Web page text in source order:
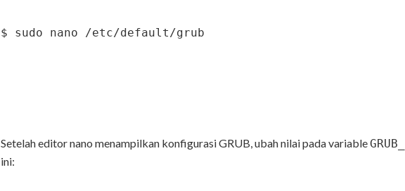
$ sudo nano /etc/default/grub
Setelah editor nano menampilkan konfigurasi GRUB, ubah nilai pada variable
ini: